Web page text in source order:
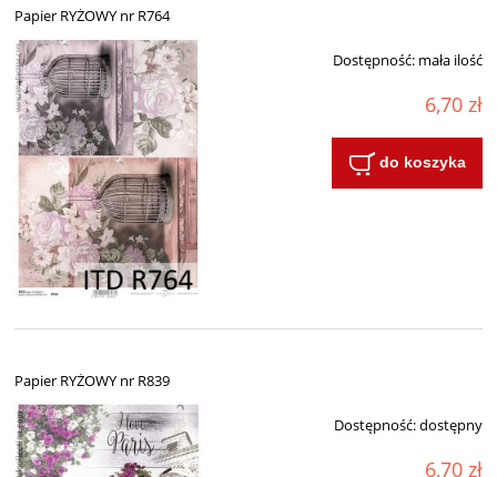
Papier RYŻOWY nr R764
Dostępność: mała ilość
6,70 zł
do koszyka
Papier RYŻOWY nr R839
Dostępność:dostępny
6,70 zł